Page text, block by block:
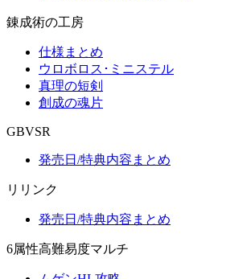
錬成術の工房
仕様まとめ
ウロボロス･ミニステル
真理の短剣
創成の魂片
GBVSR
発売日/特典内容まとめ
リリンク
発売日/特典内容まとめ
6属性高難易度マルチ